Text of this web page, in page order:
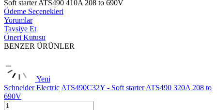
Soft starter ATS490 410A 208 to 690V
Ödeme Seçenekleri
Yorumlar
Tavsiye Et
Öneri Kutusu
BENZER ÜRÜNLER
Yeni
Schneider Electric ATS490C32Y - Soft starter ATS490 320A 208 to
690V